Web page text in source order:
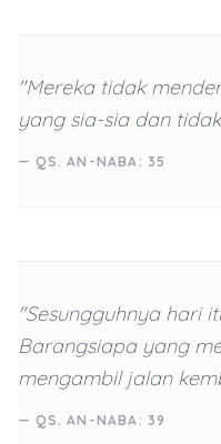
"Mereka tidak
yang sia-sia dan
— QS. AN-NABA: 35
"Sesungguhnya hari
Barangsiapa yang
mengambil jalan
— QS. AN-NABA: 39